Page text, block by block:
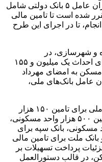
در تفاهم وزیر راه و شهرسازی با مدیران عامل ۵ بانک دولتی شامل
شده است تا تامین مالی
انجام، تا در اجرای این طرح
و شهرسازی، در
تفاهم‌نامه‌هایی جداگانه تامین مالی برای احداث یک میلیون و ۱۵۵
به امضای مهرداد
عامل بانک‌های ملی،
بر این اساس مقرر شده است تا بانک ملی برای تامین ۱۵۰ هزار
واحد مسکونی، بانک صادرات برای تامین ۵۰۰ هزار واحد مسکونی،
۲۰۰ هزار واحد مسکونی، بانک سپه برای
و بانک ملت برای تامین مالی
پرداخت تسهیلات بر
در قالب دستورالعمل